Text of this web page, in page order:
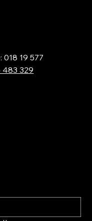
19 577
483 329